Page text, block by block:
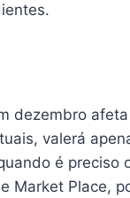
dezembro
valerá
é preciso
Market Place,